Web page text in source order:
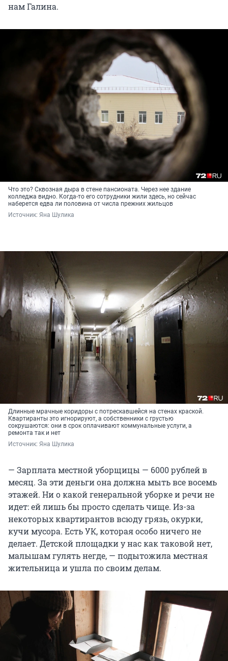
нам Галина.
Что это? Сквозная дыра в стене пансионата. Через нее здание
колледжа видно. Когда-то его сотрудники жили здесь, но сейчас
наберется едва ли половина от числа прежних жильцов
Источник: Яна Шулика
Длинные мрачные коридоры с потрескавшейся на стенах краской.
Квартиранты это игнорируют, а собственники с грустью
сокрушаются: они в срок оплачивают коммунальные услуги, а
ремонта так и нет
Источник: Яна Шулика
— Зарплата местной уборщицы — 6000 рублей в
месяц. За эти деньги она должна мыть все восемь
этажей. Ни о какой генеральной уборке и речи не
идет: ей лишь бы просто сделать чище. Из-за
некоторых квартирантов всюду грязь, окурки,
кучи мусора. Есть УК, которая особо ничего не
делает. Детской площадки у нас как таковой нет,
малышам гулять негде, — подытожила местная
жительница и ушла по своим делам.